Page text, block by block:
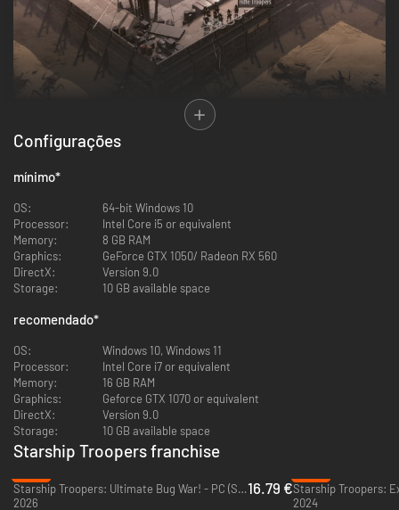
A população do desértico e inóspito planeta Kwalasha precisa da nossa
mineradora, foi perturbada por uma ameaça que eles não podem
enfrentar sozinho: os Aracnídeos. Sob o comando do Coronel Hawthorne,
a infantaria motorizada irá retomar o controle do planeta e esmagar tudo
que tiver mais de duas patas. Aliste-se nesta empolgante campanha
militar, conheça personagens inspiradores, visite locais incríveis e faça a
sua parte na heroica guerra contra os insetos!
Configurações
mínimo*
OS:
64-bit Windows 10
Processor:
Intel Core i5 or equivalent
Memory:
8 GB RAM
Graphics:
GeForce GTX 1050/ Radeon RX 560
DirectX:
Version 9.0
Storage:
10 GB available space
recomendado*
OS:
Windows 10, Windows 11
Processor:
Intel Core i7 or equivalent
Memory:
16 GB RAM
Graphics:
Geforce GTX 1070 or equivalent
DirectX:
Version 9.0
Storage:
10 GB available space
Starship Troopers franchise
Starship Troopers: Ultimate Bug War! - PC (Steam)
2026
16.79 €Starship Troopers:
2024